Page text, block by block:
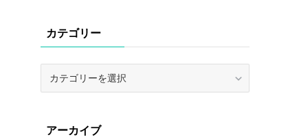
カテゴリー
ーアーカイブ